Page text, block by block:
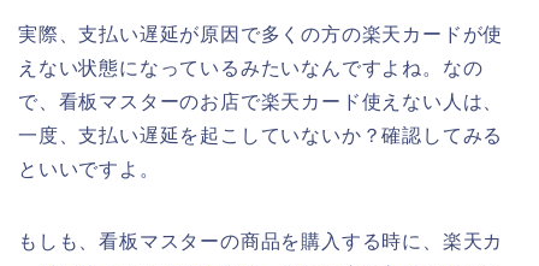
実際、支払い遅延が原因で多くの方の楽天カードが使
えない状態になっているみたいなんですよね。なの
で、看板マスターのお店で楽天カード使えない人は、
一度、支払い遅延を起こしていないか？確認してみる
といいですよ。
もしも、看板マスターの商品を購入する時に、楽天カ